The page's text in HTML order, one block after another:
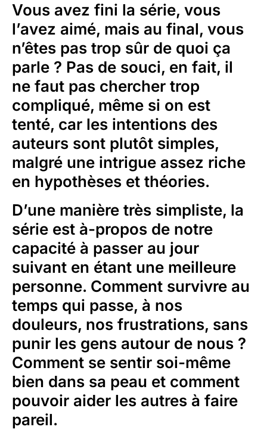
Vous avez fini la série, vous
l’avez aimé, mais au final, vous
n’êtes pas trop sûr de quoi ça
parle ? Pas de souci, en fait, il
ne faut pas chercher trop
compliqué, même si on est
tenté, car les intentions des
auteurs sont plutôt simples,
malgré une intrigue assez riche
en hypothèses et théories.
D’une manière très simpliste, la
série est à-propos de notre
capacité à passer au jour
suivant en étant une meilleure
personne. Comment survivre au
temps qui passe, à nos
douleurs, nos frustrations, sans
punir les gens autour de nous ?
Comment se sentir soi-même
bien dans sa peau et comment
pouvoir aider les autres à faire
pareil.